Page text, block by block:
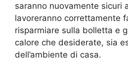
saranno nuovamente sicuri
lavoreranno correttamente
risparmiare sulla bolletta e
calore che desiderate, sia
dell’ambiente di casa.